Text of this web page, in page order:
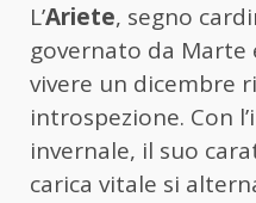
L’Ariete, segno
governato da Marte
vivere un dicembre
introspezione. Con
invernale, il suo
carica vitale si